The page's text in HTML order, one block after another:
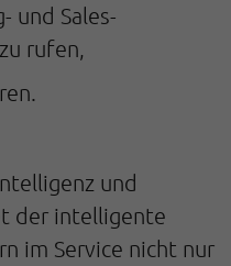
und Sales-
rufen,
und
der intelligente
im Service nicht nur